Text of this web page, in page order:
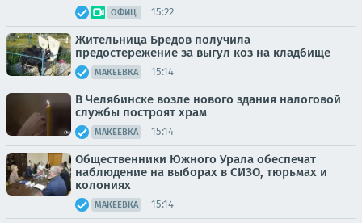
ОФИЦ. 15:22
Жительница Бредов получила
предостережение за выгул коз на кладбище
МАКЕЕВКА 15:14
В Челябинске возле нового здания налоговой
службы построят храм
МАКЕЕВКА 15:14
Общественники Южного Урала обеспечат
наблюдение на выборах в СИЗО, тюрьмах и
колониях
МАКЕЕВКА 15:14